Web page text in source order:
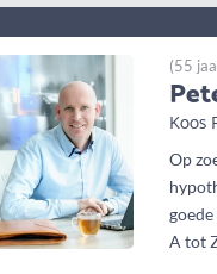
(55
Koos
Op
A tot